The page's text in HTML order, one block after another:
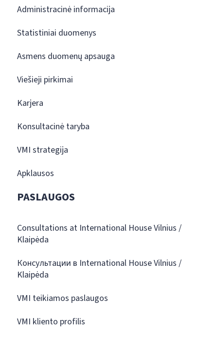
Administracinė informacija
Statistiniai duomenys
Asmens duomenų apsauga
Viešieji pirkimai
Karjera
Konsultacinė taryba
VMI strategija
Apklausos
PASLAUGOS
Consultations at International House Vilnius /
Klaipėda
Консультации в International House Vilnius /
Klaipėda
VMI teikiamos paslaugos
VMI kliento profilis